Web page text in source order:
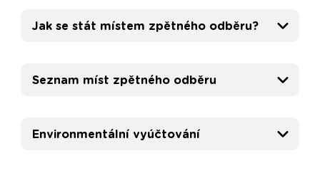
Jak se stát místem zpětného odběru?
Seznam míst zpětného odběru
Environmentální vyúčtování